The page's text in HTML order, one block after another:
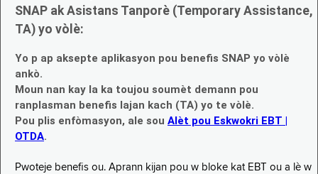
SNAP ak Asistans Tanporè (Temporary Assistance,
TA) yo vòlè:
Yo p ap aksepte aplikasyon pou benefis SNAP yo vòlè
ankò.
Moun nan kay la ka toujou soumèt demann pou
ranplasman benefis lajan kach (TA) yo te vòlè.
Pou plis enfòmasyon, ale sou Alèt pou Eskwokri EBT |
OTDA.
Pwoteje benefis ou. Aprann kijan pou w bloke kat EBT ou a lè w